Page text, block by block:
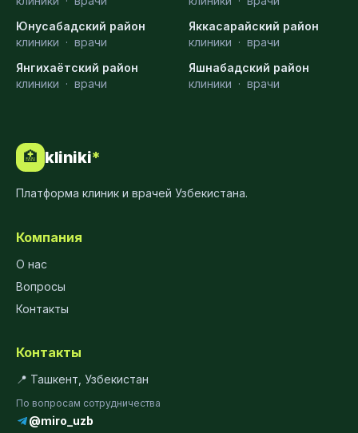
Юнусабадский район
клиники · врачи
Яккасарайский район
клиники · врачи
Янгихаётский район
клиники · врачи
Яшнабадский район
клиники · врачи
🏥 kliniki*
Платформа клиник и врачей Узбекистана.
Компания
О нас
Вопросы
Контакты
Контакты
📍 Ташкент, Узбекистан
По вопросам сотрудничества
@miro_uzb